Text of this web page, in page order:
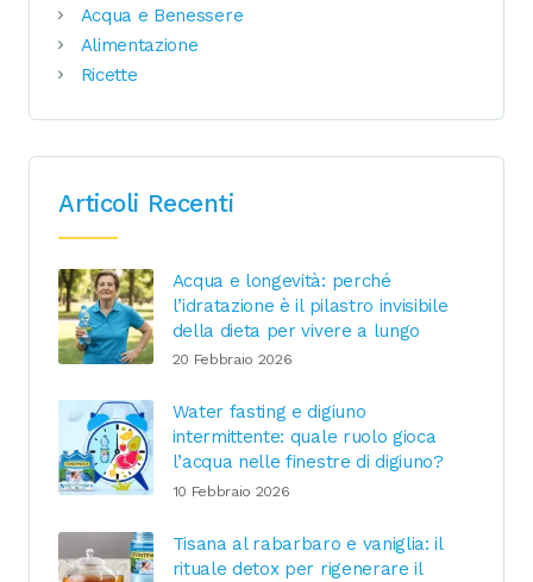
Acqua e Benessere
Alimentazione
Ricette
Articoli Recenti
Acqua e longevità: perché
l’idratazione è il pilastro invisibile
della dieta per vivere a lungo
20 Febbraio 2026
Water fasting e digiuno
intermittente: quale ruolo gioca
l’acqua nelle finestre di digiuno?
10 Febbraio 2026
Tisana al rabarbaro e vaniglia: il
rituale detox per rigenerare il